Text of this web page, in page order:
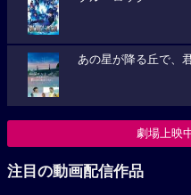
あの星が降る丘で、
劇場上映
注目の動画配信作品